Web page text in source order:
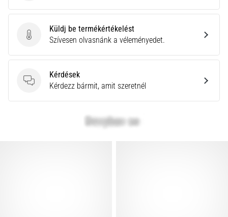
Küldj be termékértékelést
Küldj be termékértékelést
Szívesen olvasnánk a véleményedet.
Kérdések
Kérdések
Kérdezz bármit, amit szeretnél